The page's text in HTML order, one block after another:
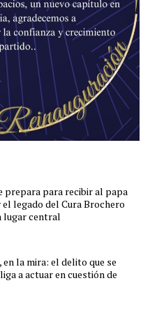
prepara para recibir al papa
el legado del Cura Brochero
lugar central
en la mira: el delito que se
a actuar en cuestión de